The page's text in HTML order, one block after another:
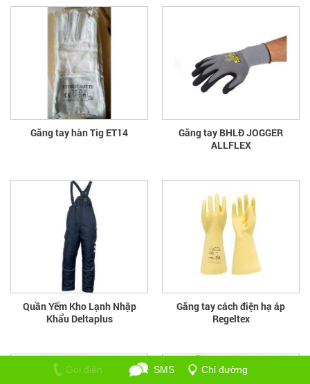
Găng tay hàn Tig ET14
Găng tay BHLĐ JOGGER
ALLFLEX
Quần Yếm Kho Lạnh Nhập
Khẩu Deltaplus
Găng tay cách điện hạ áp
Regeltex
Gọi điện SMS Chỉ đường